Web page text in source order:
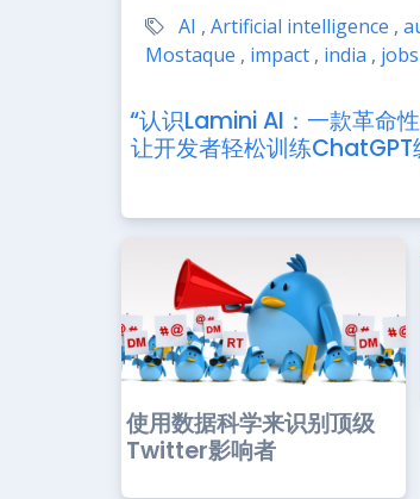
AI , Artificial intelligence ,
Mostaque , impact , india , jobs
“认识Lamini AI：一款革命性
让开发者轻松训练ChatGPT
使用数据科学来识别顶级
Twitter影响者